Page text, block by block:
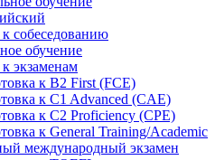
собеседованию
обучение
экзаменам
к B2 First (FCE)
к C1 Advanced (CAE)
к C2 Proficiency (CPE)
к General Training/Academic
международный экзамен